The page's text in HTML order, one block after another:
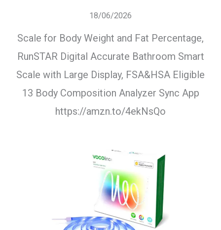
18/06/2026
Scale for Body Weight and Fat Percentage,
RunSTAR Digital Accurate Bathroom Smart
Scale with Large Display, FSA&HSA Eligible
13 Body Composition Analyzer Sync App
https://amzn.to/4ekNsQo